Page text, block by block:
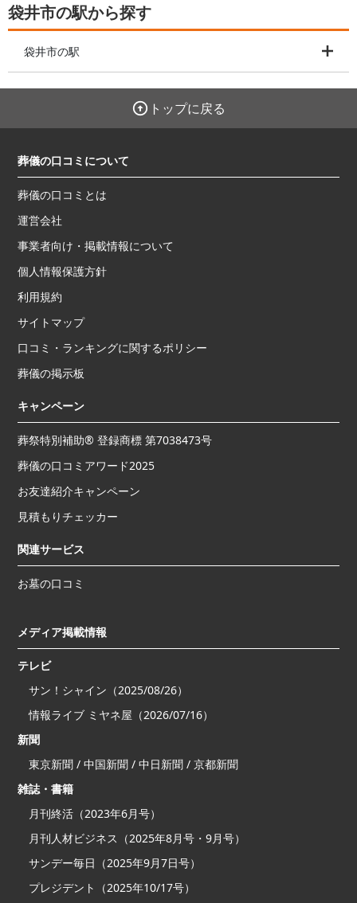
袋井市の駅から探す
袋井市の駅
トップに戻る
葬儀の口コミについて
葬儀の口コミとは
運営会社
事業者向け・掲載情報について
個人情報保護方針
利用規約
サイトマップ
口コミ・ランキングに関するポリシー
葬儀の掲示板
キャンペーン
葬祭特別補助® 登録商標 第7038473号
葬儀の口コミアワード2025
お友達紹介キャンペーン
見積もりチェッカー
関連サービス
お墓の口コミ
メディア掲載情報
テレビ
サン！シャイン（2025/08/26）
情報ライブ ミヤネ屋（2026/07/16）
新聞
東京新聞 / 中国新聞 / 中日新聞 / 京都新聞
雑誌・書籍
月刊終活（2023年6月号）
月刊人材ビジネス（2025年8月号・9月号）
サンデー毎日（2025年9月7日号）
プレジデント（2025年10/17号）